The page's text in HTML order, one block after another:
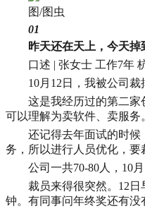
图/图虫
01
昨天还在天上，今天掉
口述 | 张女士 工作7年
10月12日，我被公司裁
这是我经历过的第二家
可以理解为卖软件、卖服务
还记得去年面试的时候
务，所以进行人员优化，要
公司一共70-80人，10月
裁员来得很突然。12
钟。有同事问年终奖还有没